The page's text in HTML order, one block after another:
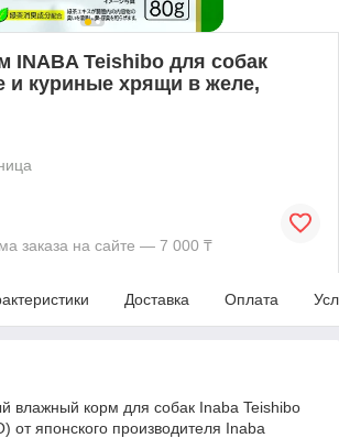
INABA Teishibo для собак
и куриные хрящи в желе,
заказа на сайте — 7 000 ₸
Доставка Оплата
влажный корм для собак Inaba Teishibo
японского производителя Inaba